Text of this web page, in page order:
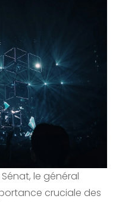
le général
cruciale des